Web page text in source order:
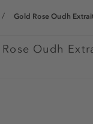
Gold Rose Oudh
Oudh